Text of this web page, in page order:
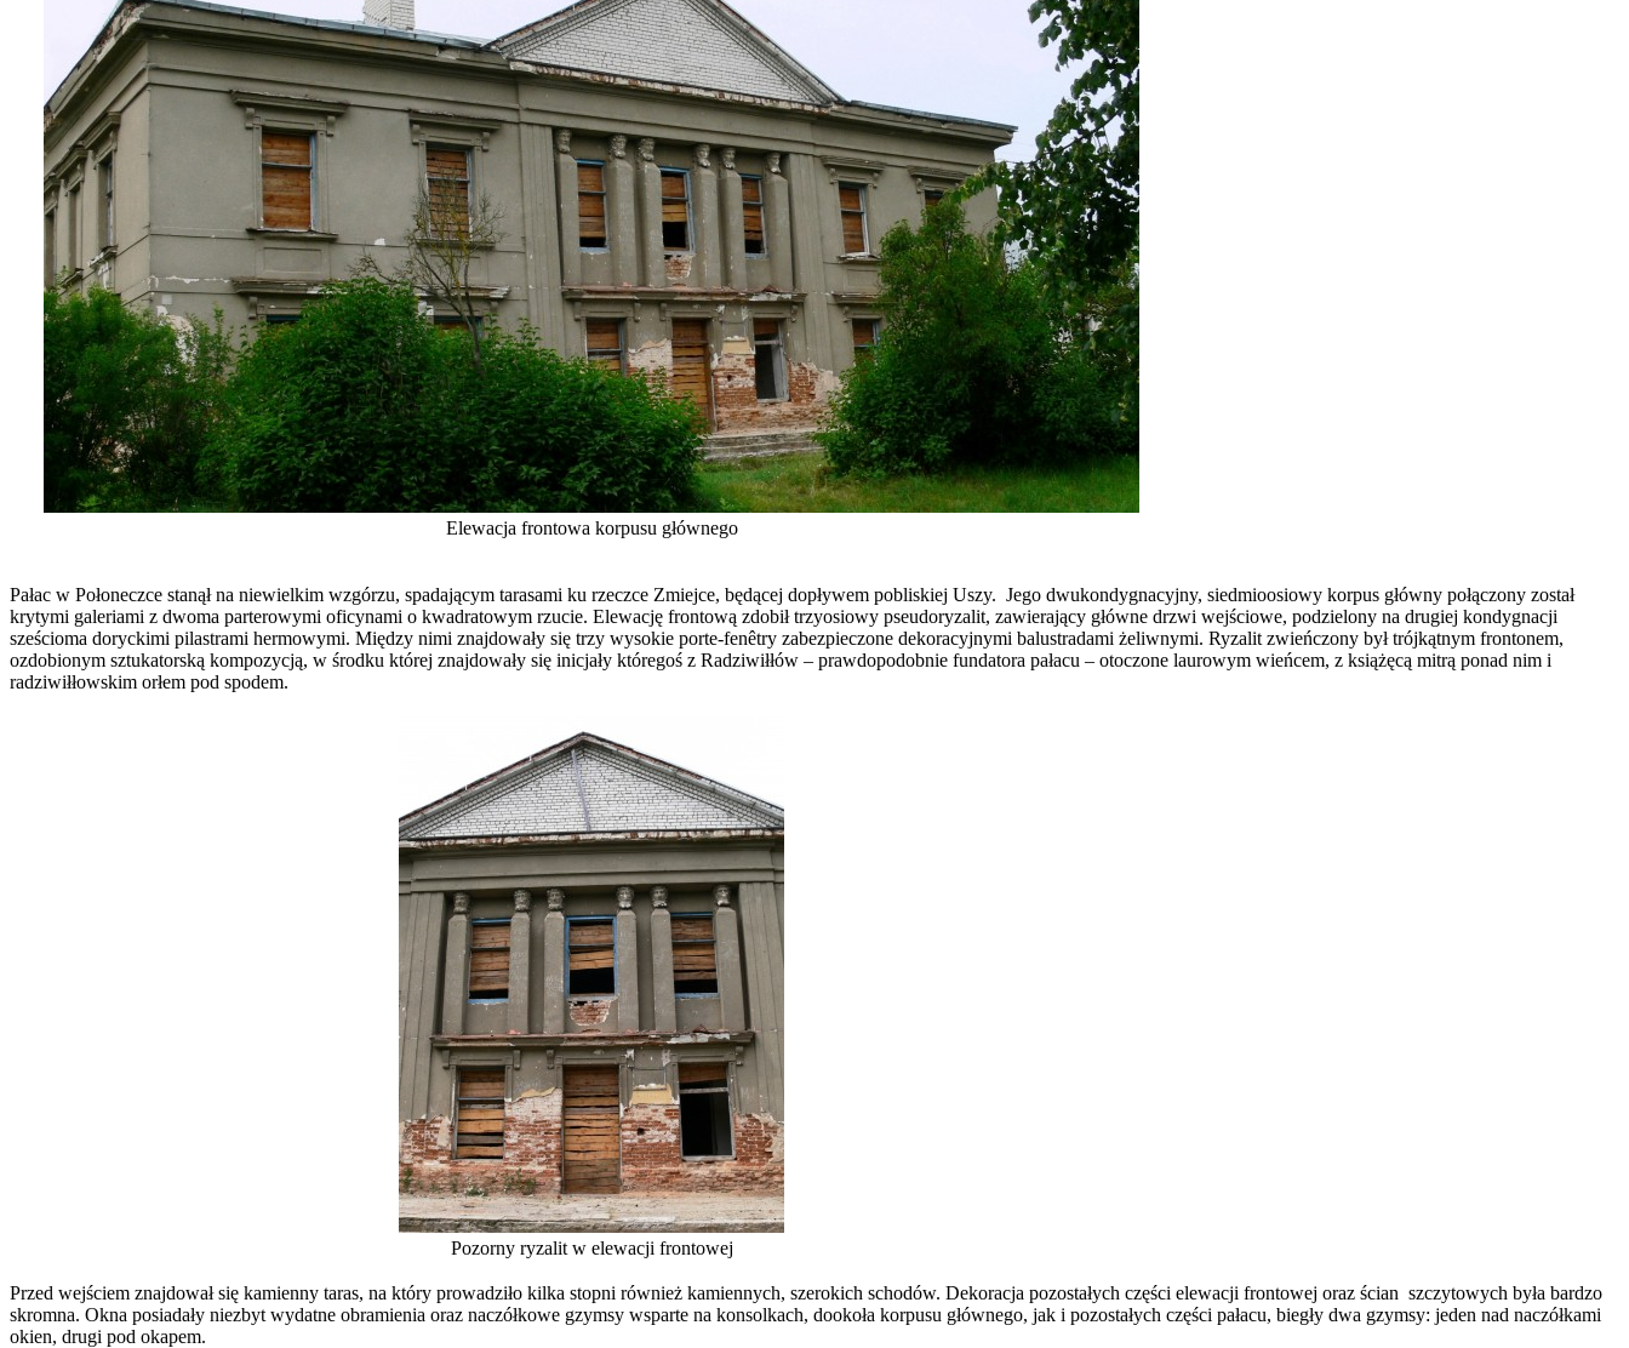
Elewacja frontowa korpusu głównego
Pałac w Połoneczce stanął na niewielkim wzgórzu, spadającym tarasami ku rzeczce Zmiejce, będącej dopływem pobliskiej Uszy. Jego dwukondygnacyjny, siedmioosiowy korpus główny połączony został
krytymi galeriami z dwoma parterowymi oficynami o kwadratowym rzucie. Elewację frontową zdobił trzyosiowy pseudoryzalit, zawierający główne drzwi wejściowe, podzielony na drugiej kondygnacji
sześcioma doryckimi pilastrami hermowymi. Między nimi znajdowały się trzy wysokie porte-fenêtry zabezpieczone dekoracyjnymi balustradami żeliwnymi. Ryzalit zwieńczony był trójkątnym frontonem,
ozdobionym sztukatorską kompozycją, w środku której znajdowały się inicjały któregoś z Radziwiłłów – prawdopodobnie fundatora pałacu – otoczone laurowym wieńcem, z książęcą mitrą ponad nim i
radziwiłłowskim orłem pod spodem.
Pozorny ryzalit w elewacji frontowej
Przed wejściem znajdował się kamienny taras, na który prowadziło kilka stopni również kamiennych, szerokich schodów. Dekoracja pozostałych części elewacji frontowej oraz ścian szczytowych była bardzo
skromna. Okna posiadały niezbyt wydatne obramienia oraz naczółkowe gzymsy wsparte na konsolkach, dookoła korpusu głównego, jak i pozostałych części pałacu, biegły dwa gzymsy: jeden nad naczółkami
okien, drugi pod okapem.